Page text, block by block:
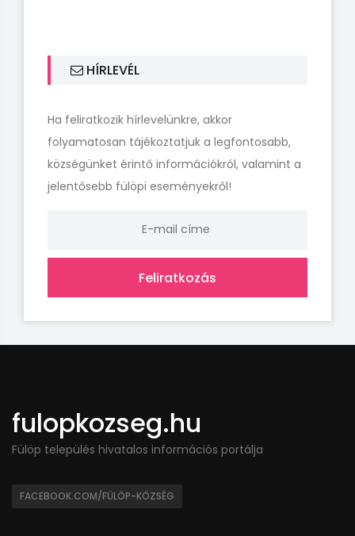
HÍRLEVÉL
Ha feliratkozik hírlevelünkre, akkor
folyamatosan tájékoztatjuk a legfontosabb,
községünket érintő információkról, valamint a
jelentősebb fülöpi eseményekről!
Feliratkozás
fulopkozseg.hu
Fülöp település hivatalos információs portálja
FACEBOOK.COM/FÜLÖP-KÖZSÉG